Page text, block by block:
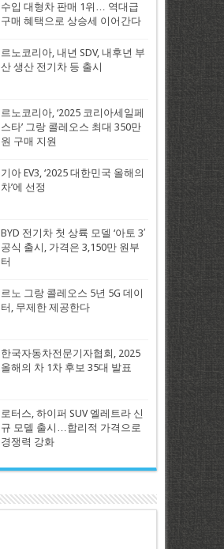
수입 대형차 판매 1위… 역대급
구매 혜택으로 상승세 이어간다
르노코리아, 내년 SDV, 내후년 부
산 생산 전기차 등 출시
르노코리아, ‘2025 코리아세일페
스타’ 그랑 콜레오스 최대 350만
원 구매 지원
기아 EV3, ‘2025 대한민국 올해의
차’에 선정
BYD 전기차 첫 상륙 모델 ‘아토 3′
공식 출시, 가격은 3,150만 원부
터
르노 그랑 콜레오스 5년 5G 데이
터, 무제한 제공한다
한국자동차전문기자협회, 2025
올해의 차 1차 후보 35대 발표
로터스, 하이퍼 SUV 엘레트라 신
규 모델 출시…합리적 가격으로
경쟁력 강화